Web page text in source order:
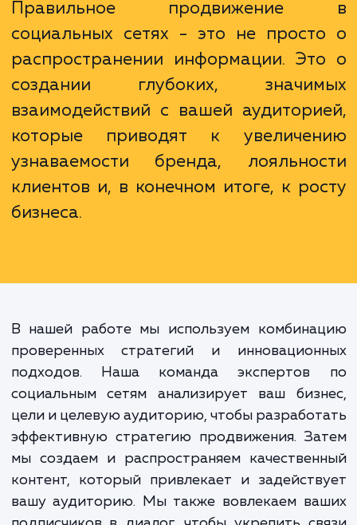
информации, это платформа для
обратной связи и укрепления
клиентами.
Правильное
социальных сетях - это не
распространении информации.
узнаваемости бренда,
клиентов и, в конечном итоге, к
бизнеса.
В нашей работе мы используем